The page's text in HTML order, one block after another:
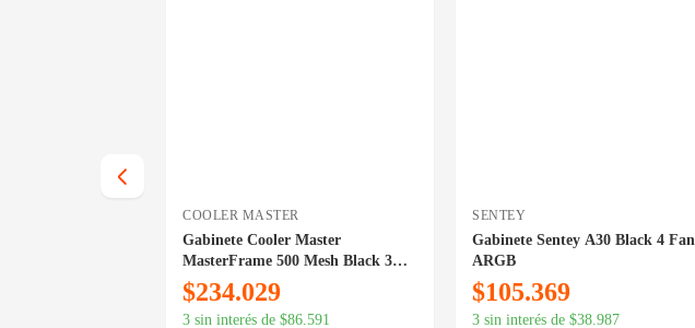
COOLER MASTER
Gabinete Cooler Master
MasterFrame 500 Mesh Black 3
Fan ARGB
$234.029
3 sin interés de $86.591
SENTEY
Gabinete Sentey A30 Black 4 Fan
ARGB
$105.369
3 sin interés de $38.987